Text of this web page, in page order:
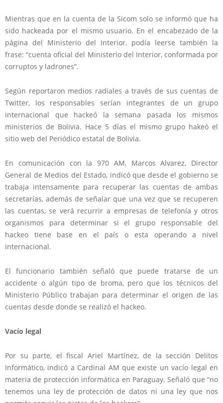
Mientras que en la cuenta de la Sicom solo se informó que ha
sido hackeada por el mismo usuario. En el encabezado de la
página del Ministerio del Interior, podía leerse también la
frase: “cuenta oficial del Ministerio del Interior, conformada por
corruptos y ladrones”.
Según reportaron medios radiales a través de sus cuentas de
Twitter, los responsables serían integrantes de un grupo
internacional que hackeó la semana pasada los mismos
ministerios de Bolivia. Hace 5 días el mismo grupo hakeó el
sitio web del Periódico estatal de Bolivia.
En comunicación con la 970 AM, Marcos Alvarez, Director
General de Medios del Estado, indicó que desde el gobierno se
trabaja intensamente para recuperar las cuentas de ambas
secretarías, además de señalar que una vez que se recuperen
las cuentas, se verá recurrir a empresas de telefonía y otros
organismos para determinar si el grupo responsable del
hackeo tiene base en el país o esta operando a nivel
internacional.
El funcionario también señaló que puede tratarse de un
accidente o algún tipo de broma, pero que los técnicos del
Ministerio Público trabajan para determinar el origen de las
cuentas desde donde se realizó el hackeo.
Vacío legal
Por su parte, el fiscal Ariel Martínez, de la sección Delitos
Informático, indicó a Cardinal AM que existe un vacío legal en
materia de protección informática en Paraguay. Señaló que “no
tenemos una ley de protección de datos ni una ley que nos